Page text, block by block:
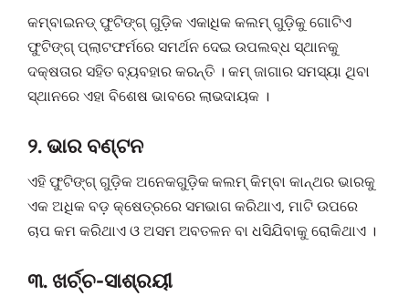
କମ୍ବାଇନଡ୍ ଫୁଟିଙ୍ଗ୍ ଗୁଡ଼ିକ ଏକାଧିକ କଲମ୍ ଗୁଡ଼ିକୁ ଗୋଟିଏ
ଫୁଟିଙ୍ଗ୍ ପ୍ଲାଟଫର୍ମରେ ସମର୍ଥନ ଦେଇ ଉପଲବ୍ଧ ସ୍ଥାନକୁ
ଦକ୍ଷତାର ସହିତ ବ୍ୟବହାର କରନ୍ତି । କମ୍ ଜାଗାର ସମସ୍ୟା ଥିବା
ସ୍ଥାନରେ ଏହା ବିଶେଷ ଭାବରେ ଲାଭଦାୟକ ।
୨. ଭାର ବଣ୍ଟନ
ଏହି ଫୁଟିଙ୍ଗ୍ ଗୁଡ଼ିକ ଅନେକଗୁଡ଼ିକ କଲମ୍ କିମ୍ବା କାନ୍ଥର ଭାରକୁ
ଏକ ଅଧିକ ବଡ଼ କ୍ଷେତ୍ରରେ ସମଭାଗ କରିଥାଏ, ମାଟି ଉପରେ
ଚାପ କମ କରିଥାଏ ଓ ଅସମ ଅବତଳନ ବା ଧସିଯିବାକୁ ରୋକିଥାଏ ।
୩. ଖର୍ଚ୍ଚ-ସାଶ୍ରୟୀ